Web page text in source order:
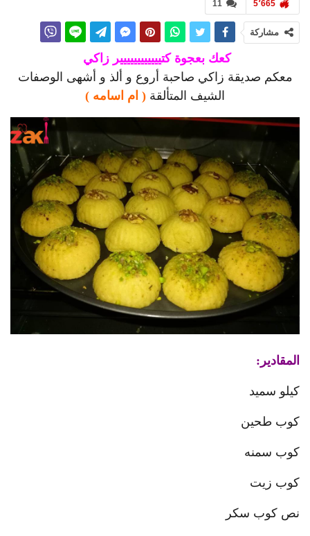
11 5٬665
مشاركة
كعك بعجوة كتيييييييييييير زاكي
معكم صديقة زاكي صاحبة أروع و ألذ و أشهى الوصفات
الشيف المتألقة ( ام اسامه )
المقادير:
كيلو سميد
كوب طحين
كوب سمنه
كوب زيت
نص كوب سكر